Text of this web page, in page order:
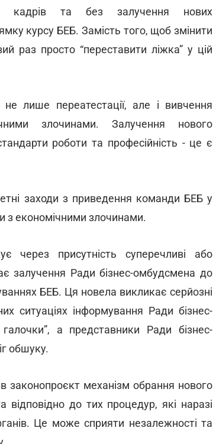
кадрів та без залучення нових
курсу БЕБ. Замість того, щоб змінити
раз просто “переставити ліжка” у цій
лише переатестації, але і вивчення
злочинами. Залучення нового
роботи та професійність - це є
заходи з приведення команди БЕБ у
з економічними злочинами.
через присутність суперечливі або
залучення Ради бізнес-омбудсмена до
БЕБ. Ця новела викликає серйозні
ситуаціях інформування Ради бізнес-
а представники Ради бізнес-
обшуку.
законопроєкт механізм обрання нового
до тих процедур, які наразі
Це може сприяти незалежності та